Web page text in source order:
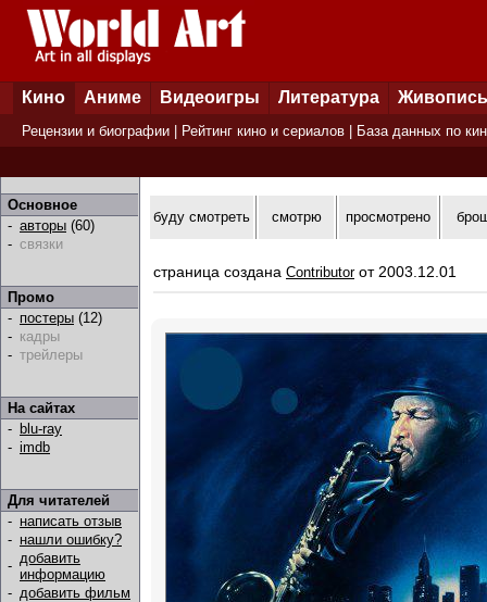
Кино Аниме Видеоигры Литература Живопись
Рецензии и биографии Рейтинг кино и сериалов База данных по
Основное
- авторы (60)
- связки
Промо
- постеры (12)
- кадры
- трейлеры
На сайтах
- blu-ray
- imdb
Для читателей
- написать отзыв
- нашли ошибку?
- добавить
информацию
- добавить фильм
буду смотреть смотрю просмотрено
страница создана Contributorот 2003.12.01